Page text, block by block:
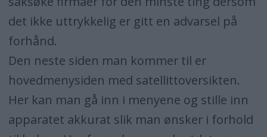
det ikke uttrykkelig er gitt en advarsel på
forhånd.
Den neste siden man kommer til er
hovedmenysiden med satellittoversikten.
Her kan man gå inn i menyene og stille inn
apparatet akkurat slik man ønsker i forhold